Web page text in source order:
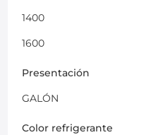
1400
1600
Presentación
GALÓN
Color refrigerante